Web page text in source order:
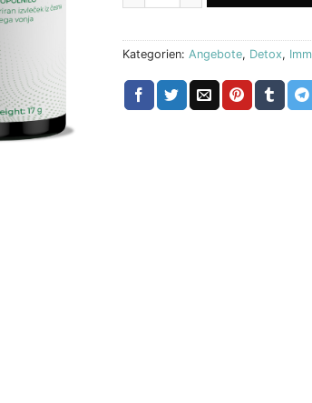
Kategorien: Angebote, Detox,